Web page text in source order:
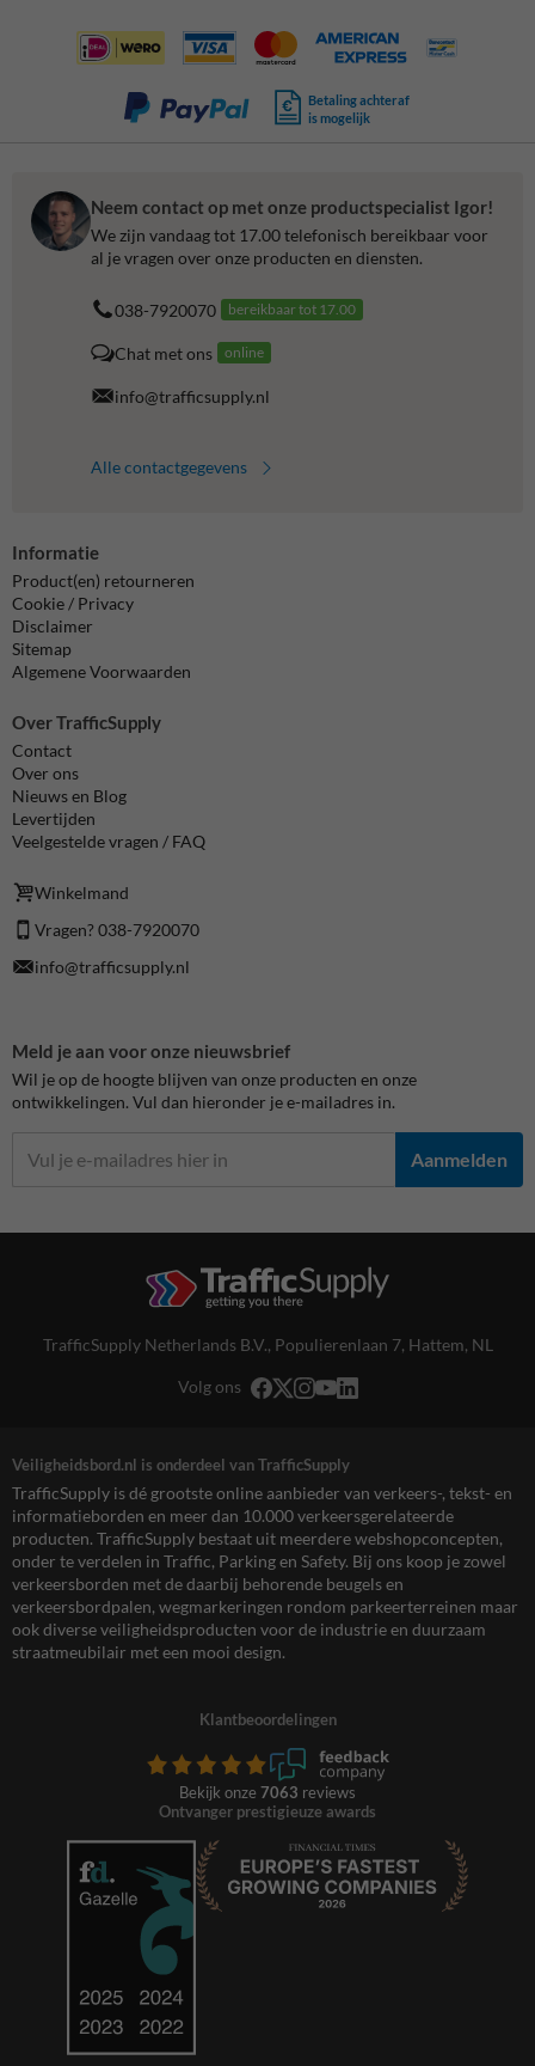
Betaling achteraf
is mogelijk
Neem contact op met onze productspecialist Igor!
We zijn vandaag tot 17.00 telefonisch bereikbaar voor
al je vragen over onze producten en diensten.
038-7920070 bereikbaar tot 17.00
Chat met ons online
info@trafficsupply.nl
Alle contactgegevens
Informatie
Product(en) retourneren
Cookie / Privacy
Disclaimer
Sitemap
Algemene Voorwaarden
Over TrafficSupply
Contact
Over ons
Nieuws en Blog
Levertijden
Veelgestelde vragen / FAQ
Winkelmand
Vragen? 038-7920070
info@trafficsupply.nl
Meld je aan voor onze nieuwsbrief
Wil je op de hoogte blijven van onze producten en onze
ontwikkelingen. Vul dan hieronder je e-mailadres in.
Aanmelden
TrafficSupply Netherlands B.V., Populierenlaan 7, Hattem, NL
Volg ons
Veiligheidsbord.nl is onderdeel van TrafficSupply
TrafficSupply is dé grootste online aanbieder van verkeers-, tekst- en
informatieborden en meer dan 10.000 verkeersgerelateerde
producten. TrafficSupply bestaat uit meerdere webshopconcepten,
onder te verdelen in Traffic, Parking en Safety. Bij ons koop je zowel
verkeersborden met de daarbij behorende beugels en
verkeersbordpalen, wegmarkeringen rondom parkeerterreinen maar
ook diverse veiligheidsproducten voor de industrie en duurzaam
straatmeubilair met een mooi design.
Klantbeoordelingen
Bekijk onze 7063 reviews
Ontvanger prestigieuze awards